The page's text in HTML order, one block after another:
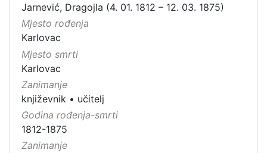
Jarnević, Dragojla (4. 01. 1812 – 12. 03. 1875)
Mjesto rođenja
Karlovac
Mjesto smrti
Karlovac
Zanimanje
književnik • učitelj
Godina rođenja-smrti
1812-1875
Zanimanje